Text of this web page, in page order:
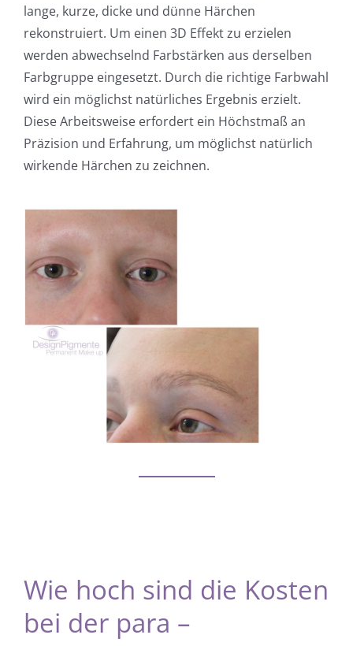
lange, kurze, dicke und dünne Härchen
rekonstruiert. Um einen 3D Effekt zu erzielen
werden abwechselnd Farbstärken aus derselben
Farbgruppe eingesetzt. Durch die richtige Farbwahl
wird ein möglichst natürliches Ergebnis erzielt.
Diese Arbeitsweise erfordert ein Höchstmaß an
Präzision und Erfahrung, um möglichst natürlich
wirkende Härchen zu zeichnen.
Wie hoch sind die Kosten
bei der para –